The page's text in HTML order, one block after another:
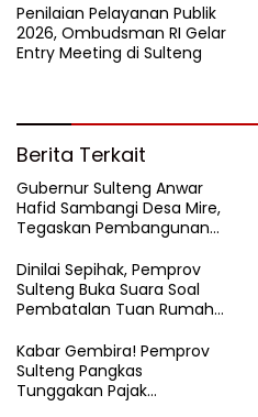
Penilaian Pelayanan Publik
2026, Ombudsman RI Gelar
Entry Meeting di Sulteng
Berita Terkait
Gubernur Sulteng Anwar
Hafid Sambangi Desa Mire,
Tegaskan Pembangunan
Touna
Dinilai Sepihak, Pemprov
Sulteng Buka Suara Soal
Pembatalan Tuan Rumah
Kabar Gembira! Pemprov
Sulteng Pangkas
Tunggakan Pajak